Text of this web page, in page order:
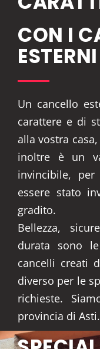
CON I
ESTERNI
Un cancello
carattere e di
alla vostra
inoltre è un
invincibile,
essere stato
gradito.
Bellezza,
durata sono
cancelli creati
diverso per le
richieste.
provincia di Asti.